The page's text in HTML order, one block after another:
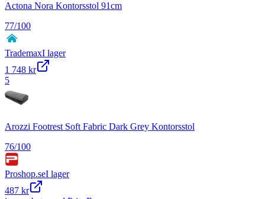
Actona Nora Kontorsstol 91cm
77/100
TrademaxI lager
1 748 kr
5
Arozzi Footrest Soft Fabric Dark Grey Kontorsstol
76/100
Proshop.seI lager
487 kr